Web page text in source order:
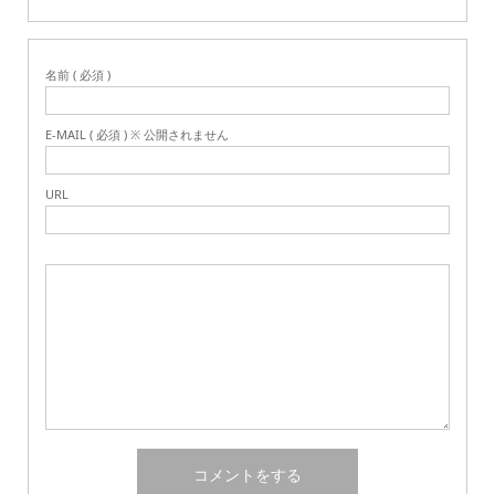
名前 ( 必須 )
E-MAIL ( 必須 ) ※ 公開されません
URL